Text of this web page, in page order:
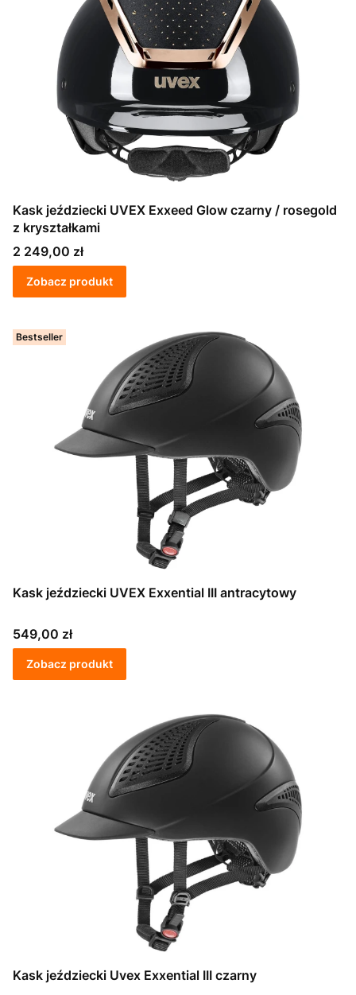
Kask jeździecki UVEX Exxeed Glow czarny / rosegold
z kryształkami
Cena
2 249,00 zł
Zobacz produkt
Bestseller
Kask jeździecki UVEX Exxential III antracytowy
Cena
549,00 zł
Zobacz produkt
Kask jeździecki Uvex Exxential III czarny